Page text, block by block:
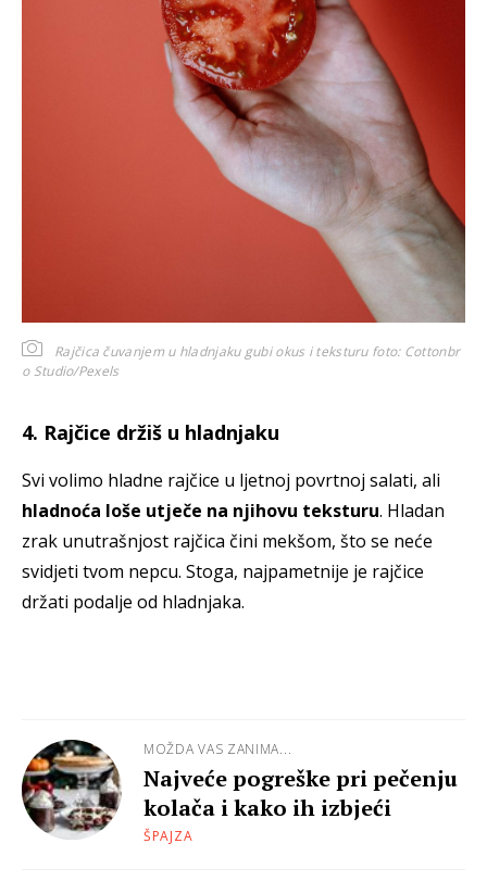
Rajčica čuvanjem u hladnjaku gubi okus i teksturu foto: Cottonbr
o Studio/Pexels
4. Rajčice držiš u hladnjaku
Svi volimo hladne rajčice u ljetnoj povrtnoj salati, ali
hladnoća loše utječe na njihovu teksturu. Hladan
zrak unutrašnjost rajčica čini mekšom, što se neće
svidjeti tvom nepcu. Stoga, najpametnije je rajčice
držati podalje od hladnjaka.
MOŽDA VAS ZANIMA...
Najveće pogreške pri pečenju
kolača i kako ih izbjeći
ŠPAJZA